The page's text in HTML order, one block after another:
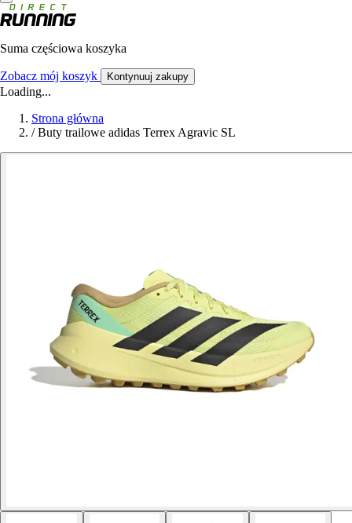
Suma częściowa koszyka
Zobacz mój koszyk Kontynuuj zakupy
Loading...
Strona główna
/ Buty trailowe adidas Terrex Agravic SL